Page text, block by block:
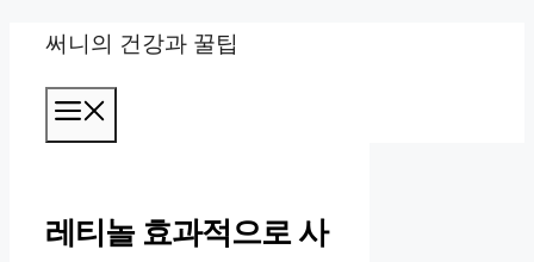
써니의 건강과 꿀팁
레티놀 효과적으로 사